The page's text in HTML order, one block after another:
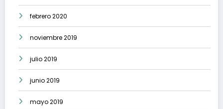
febrero 2020
noviembre 2019
julio 2019
junio 2019
mayo 2019